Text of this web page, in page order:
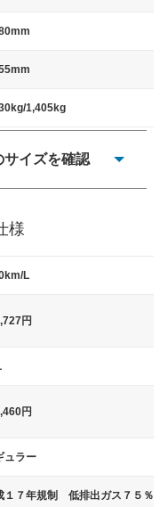
1,405kg
サイズを確認
いうサイズが標準値
様
L
円
円
ュラー
１７年規制 低排出ガス７５％